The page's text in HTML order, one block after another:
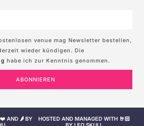
venue mag Newsletter bestellen,
wieder kündigen. Die
habe ich zur Kenntnis genommen.
ABONNIEREN
AND 🌶️ BY
HOSTED AND MANAGED WITH 🤘🏻